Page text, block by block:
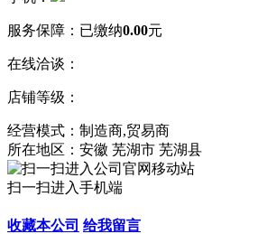
服务保障： 已缴纳0.00元
在线洽谈：
店铺等级：
经营模式：制造商,贸易商
所在地区：安徽 芜湖市 芜湖县
扫一扫进入手机端
收藏本公司 给我留言